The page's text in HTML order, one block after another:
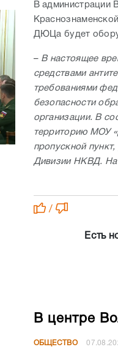
В администрации
ДЮЦа будет
– В настоящее
средствами
требованиями
безопасности
организации. В
территорию МОУ
пропускной
Дивизии НКВД. На
/
Есть
В центре
ОБЩЕСТВО